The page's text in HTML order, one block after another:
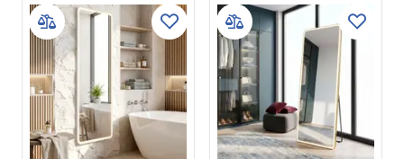
niet alleen een praktische rol, maar ook een esthetische. Hij
verhoogt onmiskenbaar de kwaliteiten van de hele ruimte,
verlicht, geeft ruimtelijkheid en vergroot deze optisch.